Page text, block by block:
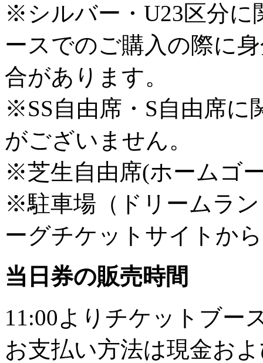
※シルバー・U23区分に
ースでのご購入の際に
合があります。
※SS自由席・S自由席に
がございません。
※芝生自由席(ホームゴ
※駐車場（ドリームラ
ーグチケットサイトか
当日券の販売時間
11:00よりチケットブー
お支払い方法は現金お